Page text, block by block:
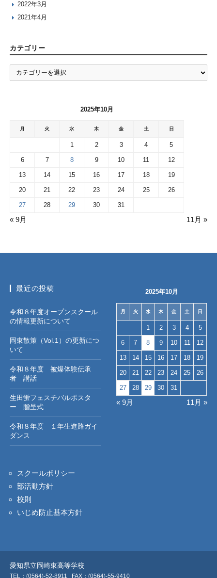
2022年3月
2021年4月
カテゴリー
カ
テ
2025年10月
月 火 水 木 金 土 日
1 2 3 4 5
6 7 8 9 10 11 12
13 14 15 16 17 18 19
20 21 22 23 24 25 26
27 28 29 30 31
« 9月 11月 »
最近の投稿
令和８年度オープンスクール
の情報更新について
岡東散策（Vol.1）の更新につ
いて
令和８年度 被爆体験伝承
者 講話
生田蛍フェスチバルポスタ
ー 贈呈式
令和８年度 １年生進路ガイ
ダンス
2025年10月
月 火 水 木 金 土 日
1 2 3 4 5
6 7 8 9 10 11 12
13 14 15 16 17 18 19
20 21 22 23 24 25 26
27 28 29 30 31
« 9月 11月 »
スクールポリシー
部活動方針
校則
いじめ防止基本方針
愛知県立岡崎東高等学校
TEL：(0564)-52-8911 FAX：(0564)-55-9410